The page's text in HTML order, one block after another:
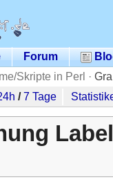
Forum
Skripte in Perl ·
/7 Tage